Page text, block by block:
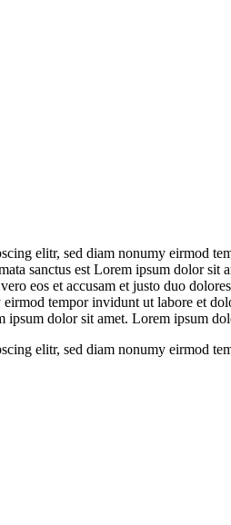
elitr, sed diam nonumy eirmod
sanctus est Lorem ipsum dolor
eos et accusam et justo duo
tempor invidunt ut labore et
ipsum dolor sit amet. Lorem ipsum
elitr, sed diam nonumy eirmod